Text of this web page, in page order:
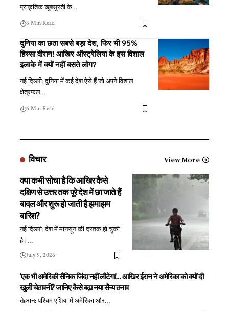
प्राकृतिक खूबसूरती के…
6 Min Read
दुनिया का छठा सबसे बड़ा देश, फिर भी 95%
हिस्सा वीरान! आखिर ऑस्ट्रेलिया के इस विशाल
इलाके में क्यों नहीं बसते लोग?
नई दिल्ली: दुनिया में कई देश ऐसे हैं जो अपने विशाल
क्षेत्रफल…
6 Min Read
विचार View More
क्या कभी सोचा है कि आखिर कैसे
दक्षिण से उत्तर तक पूरे देश में छा जाते हैं
बादल और शुरू हो जाती है झमाझम
बारिश?
नई दिल्ली: देश में मानसून की दस्तक हो चुकी
है।…
July 9, 2026
‘एक भी अमेरिकी सैनिक जिंदा नहीं लौटेगा’… आखिर ईरान ने अमेरिका को क्यों दी
खुली चेतावनी? जानिए कैसे बढ़ा नया सैन्य तनाव
तेहरान: पश्चिम एशिया में अमेरिका और…